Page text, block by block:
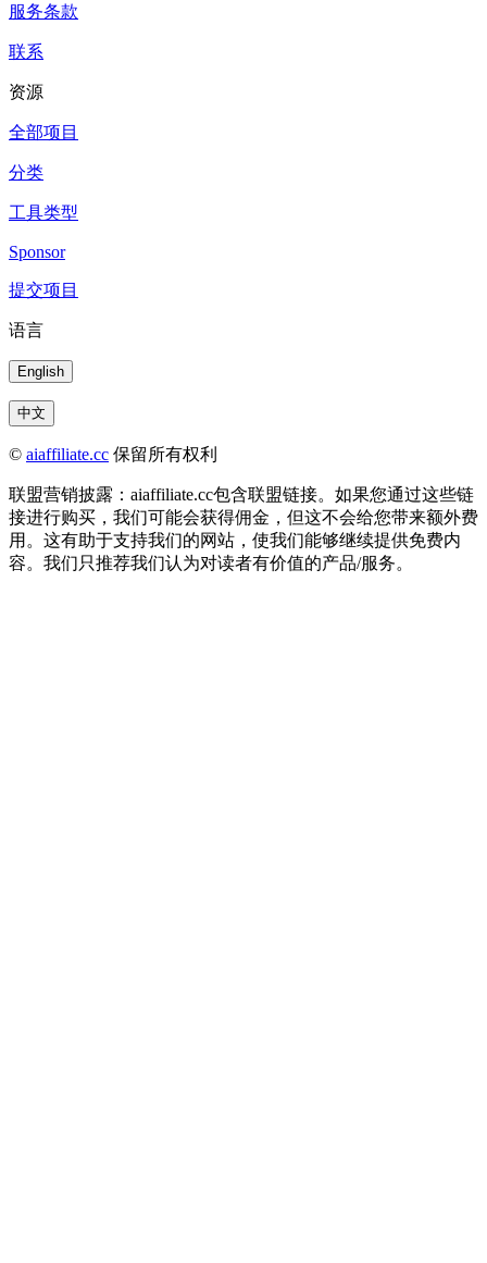
服务条款
联系
资源
全部项目
分类
工具类型
Sponsor
提交项目
语言
English
中文
© aiaffiliate.cc 保留所有权利
联盟营销披露：aiaffiliate.cc包含联盟链接。如果您通过这些链
接进行购买，我们可能会获得佣金，但这不会给您带来额外费
用。这有助于支持我们的网站，使我们能够继续提供免费内
容。我们只推荐我们认为对读者有价值的产品/服务。